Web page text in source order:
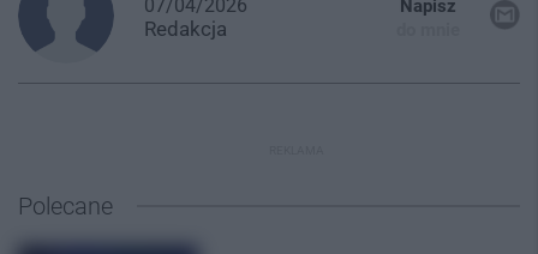
07/04/2026
Redakcja
Napisz
Polecane